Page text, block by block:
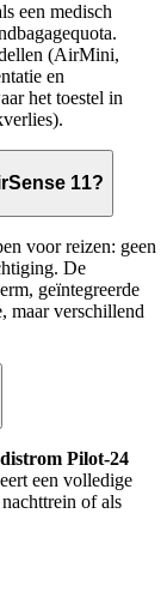
een medisch
(AirMini,
en
het toestel in
11?
voor reizen: geen
De
geïntegreerde
maar verschillend
Pilot-24
een volledige
of als